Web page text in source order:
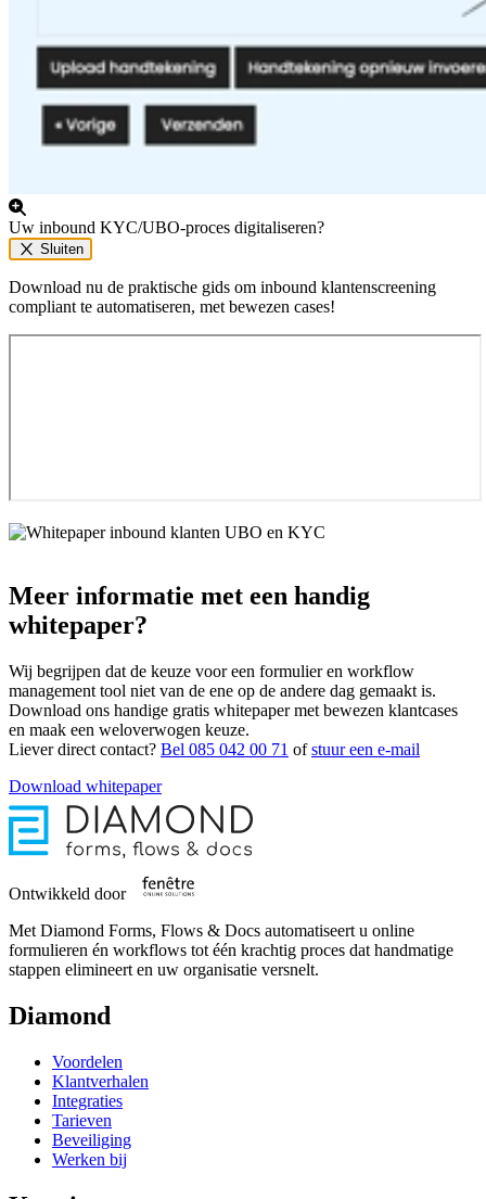
Uw inbound KYC/UBO-proces digitaliseren?
Sluiten
Download nu de praktische gids om inbound klantenscreening
compliant te automatiseren, met bewezen cases!
Meer informatie met een handig
whitepaper?
Wij begrijpen dat de keuze voor een formulier en workflow
management tool niet van de ene op de andere dag gemaakt is.
Download ons handige gratis whitepaper met bewezen klantcases
en maak een weloverwogen keuze.
Liever direct contact? Bel 085 042 00 71 of stuur een e-mail
Download whitepaper
Ontwikkeld door
Met Diamond Forms, Flows & Docs automatiseert u online
formulieren én workflows tot één krachtig proces dat handmatige
stappen elimineert en uw organisatie versnelt.
Diamond
Voordelen
Klantverhalen
Integraties
Tarieven
Beveiliging
Werken bij